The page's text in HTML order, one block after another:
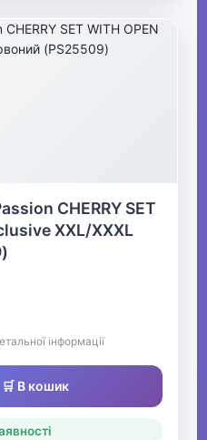
CHERRY SET
XXL/XXXL
інформації
🛒 В кошик